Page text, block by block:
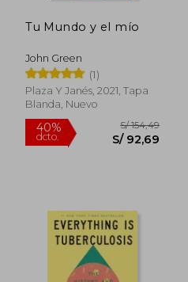
Tu Mundo y el mío
John Green
(1)
Plaza Y Janés, 2021, Tapa
Blanda, Nuevo